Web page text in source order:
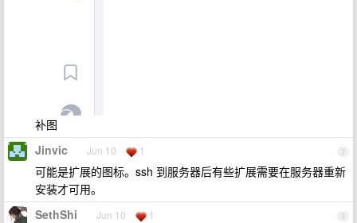
补图
2
Jinvic Jun 10 1
可能是扩展的图标。ssh 到服务器后有些扩展需要在服务器重新
安装才可用。
3
SethShi Jun 10 1